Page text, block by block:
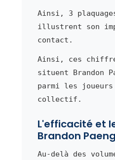
Ainsi, 3
illustrent son
contact.
Ainsi, ces
situent Brandon
parmi les
collectif.
L'efficacité et
Brandon
Au-delà des